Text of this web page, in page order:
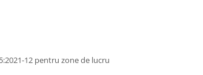
12 pentru zone de lucru